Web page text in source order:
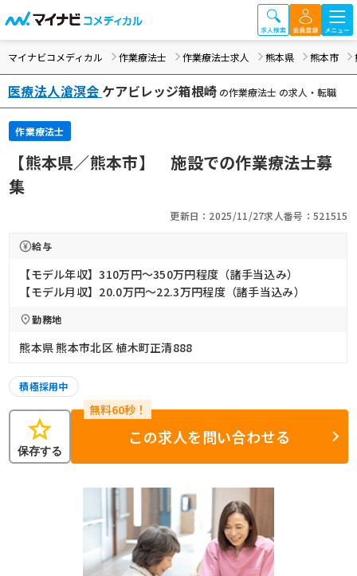
マイナビコメディカル 作業療法士 作業療法士求人 熊本県 熊本市
医療法人滄溟会 ケアビレッジ箱根崎 の作業療法士 の求人・転職
作業療法士
【熊本県／熊本市】 施設での作業療法士募
集
更新日：2025/11/27求人番号：521515
給与
【モデル年収】310万円〜350万円程度（諸手当込み）
【モデル月収】20.0万円〜22.3万円程度（諸手当込み）
勤務地
熊本県 熊本市北区 植木町正清888
積極採用中
star
保存する
この求人を問い合わせる